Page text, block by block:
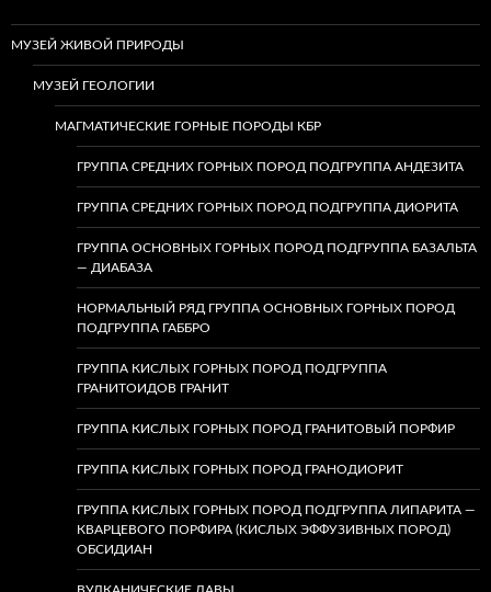
МУЗЕЙ ЖИВОЙ ПРИРОДЫ
МУЗЕЙ ГЕОЛОГИИ
МАГМАТИЧЕСКИЕ ГОРНЫЕ ПОРОДЫ КБР
ГРУППА СРЕДНИХ ГОРНЫХ ПОРОД ПОДГРУППА АНДЕЗИТА
ГРУППА СРЕДНИХ ГОРНЫХ ПОРОД ПОДГРУППА ДИОРИТА
ГРУППА ОСНОВНЫХ ГОРНЫХ ПОРОД ПОДГРУППА БАЗАЛЬТА
— ДИАБАЗА
НОРМАЛЬНЫЙ РЯД ГРУППА ОСНОВНЫХ ГОРНЫХ ПОРОД
ПОДГРУППА ГАББРО
ГРУППА КИСЛЫХ ГОРНЫХ ПОРОД ПОДГРУППА
ГРАНИТОИДОВ ГРАНИТ
ГРУППА КИСЛЫХ ГОРНЫХ ПОРОД ГРАНИТОВЫЙ ПОРФИР
ГРУППА КИСЛЫХ ГОРНЫХ ПОРОД ГРАНОДИОРИТ
ГРУППА КИСЛЫХ ГОРНЫХ ПОРОД ПОДГРУППА ЛИПАРИТА —
КВАРЦЕВОГО ПОРФИРА (КИСЛЫХ ЭФФУЗИВНЫХ ПОРОД)
ОБСИДИАН